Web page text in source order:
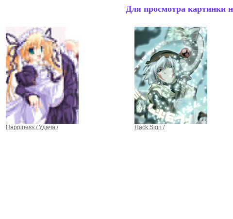
Для просмотра картинки
Happiness / Удача / Hack Sign /